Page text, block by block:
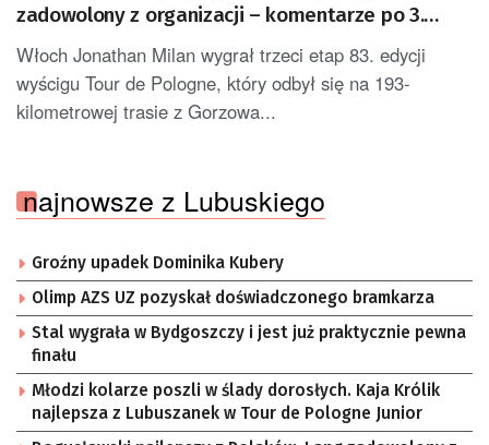
zadowolony z organizacji – komentarze po 3.
etapie Tour de Pologne
Włoch Jonathan Milan wygrał trzeci etap 83. edycji
wyścigu Tour de Pologne, który odbył się na 193-
kilometrowej trasie z Gorzowa...
najnowsze z Lubuskiego
Groźny upadek Dominika Kubery
Olimp AZS UZ pozyskał doświadczonego bramkarza
Stal wygrała w Bydgoszczy i jest już praktycznie pewna
finału
Młodzi kolarze poszli w ślady dorosłych. Kaja Królik
najlepsza z Lubuszanek w Tour de Pologne Junior